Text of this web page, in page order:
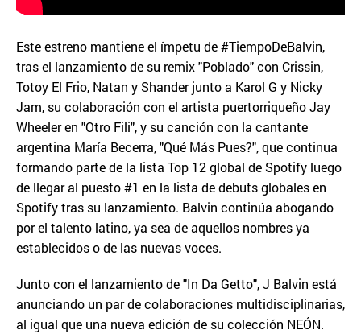
Este estreno mantiene el ímpetu de #TiempoDeBalvin,
tras el lanzamiento de su remix "Poblado" con Crissin,
Totoy El Frio, Natan y Shander junto a Karol G y Nicky
Jam, su colaboración con el artista puertorriqueño Jay
Wheeler en "Otro Fili", y su canción con la cantante
argentina María Becerra, "Qué Más Pues?", que continua
formando parte de la lista Top 12 global de Spotify luego
de llegar al puesto #1 en la lista de debuts globales en
Spotify tras su lanzamiento. Balvin continúa abogando
por el talento latino, ya sea de aquellos nombres ya
establecidos o de las nuevas voces.
Junto con el lanzamiento de "In Da Getto", J Balvin está
anunciando un par de colaboraciones multidisciplinarias,
al igual que una nueva edición de su colección NEÓN.